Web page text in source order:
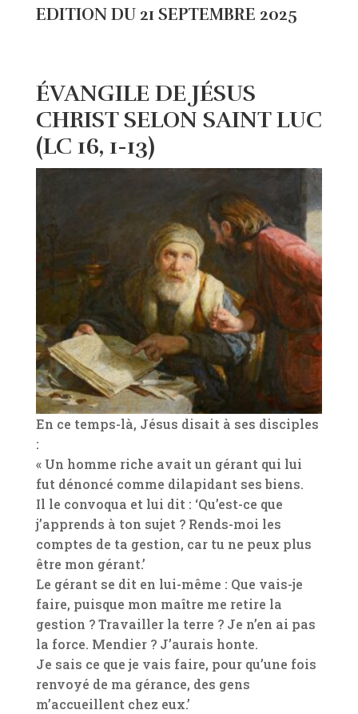
EDITION DU 21 SEPTEMBRE 2025
ÉVANGILE DE JÉSUS
CHRIST SELON SAINT LUC
(LC 16, 1-13)
En ce temps-là, Jésus disait à ses disciples
:
« Un homme riche avait un gérant qui lui
fut dénoncé comme dilapidant ses biens.
Il le convoqua et lui dit : ‘Qu’est-ce que
j’apprends à ton sujet ? Rends-moi les
comptes de ta gestion, car tu ne peux plus
être mon gérant.’
Le gérant se dit en lui-même : Que vais-je
faire, puisque mon maître me retire la
gestion ? Travailler la terre ? Je n’en ai pas
la force. Mendier ? J’aurais honte.
Je sais ce que je vais faire, pour qu’une fois
renvoyé de ma gérance, des gens
m’accueillent chez eux.’